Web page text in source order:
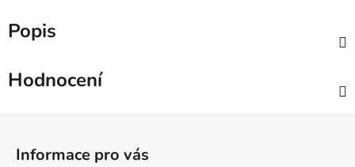
Popis
Hodnocení
Informace pro vás